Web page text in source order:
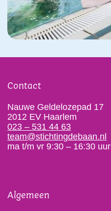
Contact
Nauwe Geldelozepad 17
2012 EV Haarlem
023 – 531 44 63
team@stichtingdebaan.nl
ma t/m vr 9:30 – 16:30 uur
Algemeen